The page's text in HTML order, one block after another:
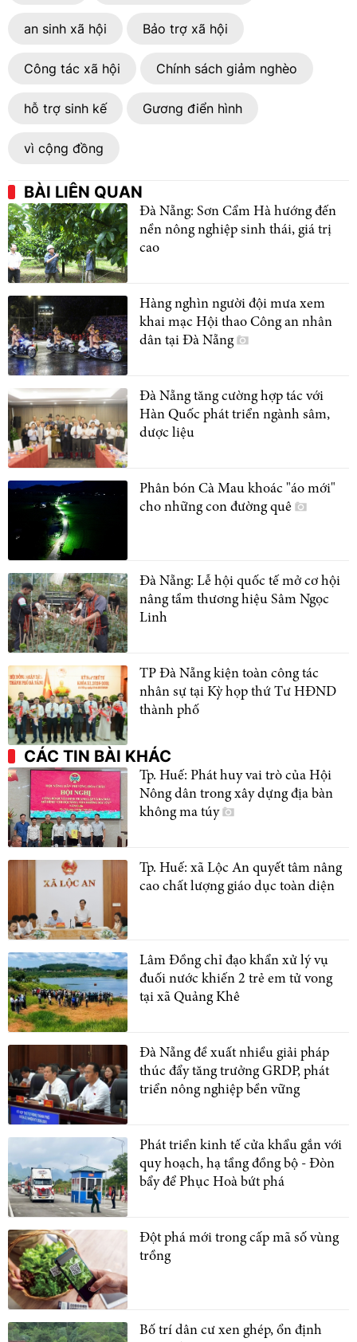
an sinh xã hội Bảo trợ xã hội
Công tác xã hội Chính sách giảm nghèo
hỗ trợ sinh kế Gương điển hình
vì cộng đồng
BÀI LIÊN QUAN
Đà Nẵng: Sơn Cẩm Hà hướng đến
nền nông nghiệp sinh thái, giá trị
cao
Hàng nghìn người đội mưa xem
khai mạc Hội thao Công an nhân
dân tại Đà Nẵng
Đà Nẵng tăng cường hợp tác với
Hàn Quốc phát triển ngành sâm,
dược liệu
Phân bón Cà Mau khoác "áo mới"
cho những con đường quê
Đà Nẵng: Lễ hội quốc tế mở cơ hội
nâng tầm thương hiệu Sâm Ngọc
Linh
TP Đà Nẵng kiện toàn công tác
nhân sự tại Kỳ họp thứ Tư HĐND
thành phố
CÁC TIN BÀI KHÁC
Tp. Huế: Phát huy vai trò của Hội
Nông dân trong xây dựng địa bàn
không ma túy
Tp. Huế: xã Lộc An quyết tâm nâng
cao chất lượng giáo dục toàn diện
Lâm Đồng chỉ đạo khẩn xử lý vụ
đuối nước khiến 2 trẻ em tử vong
tại xã Quảng Khê
Đà Nẵng đề xuất nhiều giải pháp
thúc đẩy tăng trưởng GRDP, phát
triển nông nghiệp bền vững
Phát triển kinh tế cửa khẩu gắn với
quy hoạch, hạ tầng đồng bộ - Đòn
bẩy để Phục Hoà bứt phá
Đột phá mới trong cấp mã số vùng
trồng
Bố trí dân cư xen ghép, ổn định